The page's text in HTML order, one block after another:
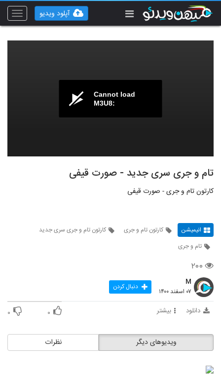
Toggle
آپلود ویدیو
Cannot load
M3U8:
تام و جری سری جدید - صورت قیفی
کارتون تام و جری - صورت قیفی
انیمیشن کارتون تام و جری
کارتون تام و جری سری جدید
تام و جری
۲۰۰
M
۰۷ اسفند ۱۴۰۰ دنبال کردن
دانلود بیشتر ۰ ۰
نظرات ویدیوهای دیگر